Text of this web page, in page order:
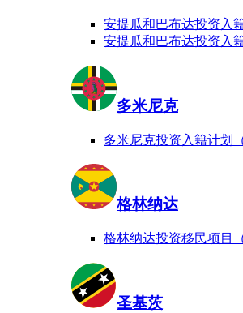
安提瓜和巴布达投资入
安提瓜和巴布达投资入
多米尼克
多米尼克投资入籍计划
格林纳达
格林纳达投资移民项目
圣基茨